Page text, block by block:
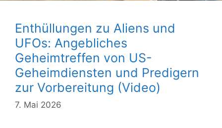
Enthüllungen zu Aliens und
UFOs: Angebliches
Geheimtreffen von US-
Geheimdiensten und Predigern
zur Vorbereitung (Video)
7. Mai 2026